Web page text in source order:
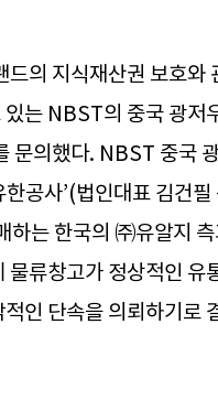
드의 지식재산권 보호와
있는 NBST의 중국 광저
문의했다. NBST 중국
한공사’(법인대표 김건
하는 한국의 ㈜유알지
물류창고가 정상적인 유
인 단속을 의뢰하기로